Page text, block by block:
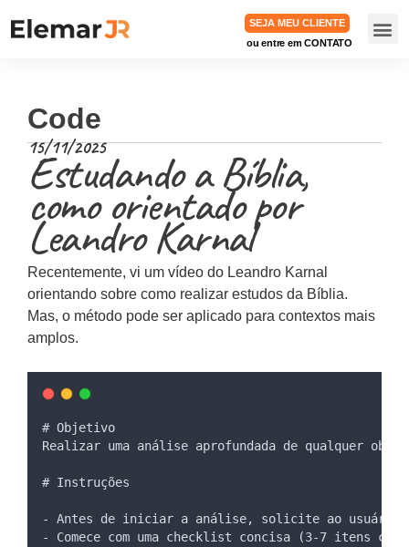
SEJA MEU CLIENTE
ou entre em CONTATO
Code
15/11/2025
Estudando a Bíblia,
como orientado por
Leandro Karnal
Recentemente, vi um vídeo do Leandro Karnal
orientando sobre como realizar estudos da Bíblia.
Mas, o método pode ser aplicado para contextos mais
amplos.
# Objetivo
Realizar uma análise aprofundada de qualquer
# Instruções
- Antes de iniciar a análise, solicite ao usuário
- Comece com uma checklist concisa (3-7 itens